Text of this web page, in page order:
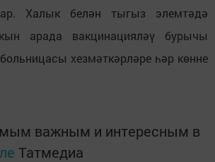
Халык белән тыгыз элемтәдә
арада вакцинацияләү бурычы
хезмәткәрләре һәр көнне
важным и интересным в
Татмедиа